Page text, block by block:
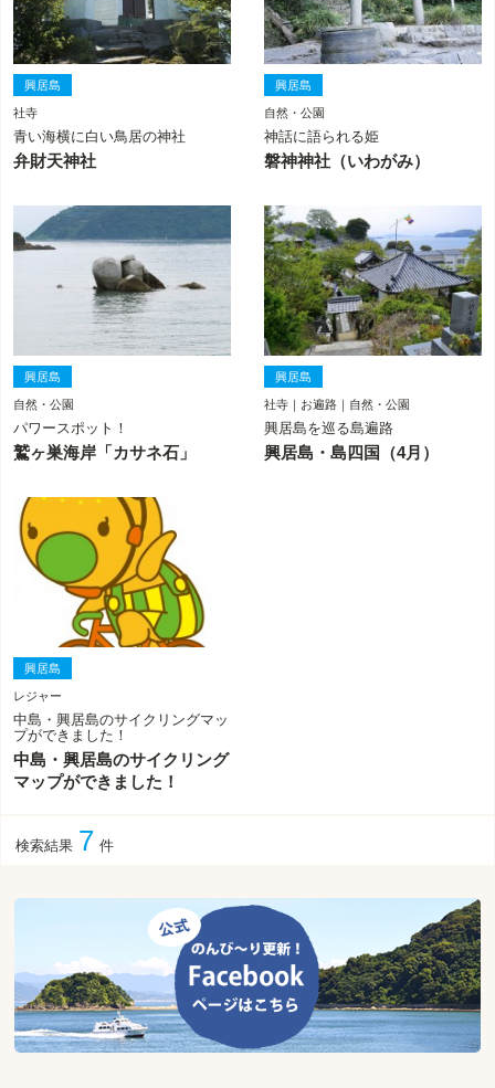
興居島
社寺
青い海横に白い鳥居の神社
弁財天神社
興居島
自然・公園
神話に語られる姫
磐神神社（いわがみ）
興居島
自然・公園
パワースポット！
鷲ヶ巣海岸「カサネ石」
興居島
社寺｜お遍路｜自然・公園
興居島を巡る島遍路
興居島・島四国（4月）
興居島
レジャー
中島・興居島のサイクリングマッ
プができました！
中島・興居島のサイクリング
マップができました！
検索結果 7 件